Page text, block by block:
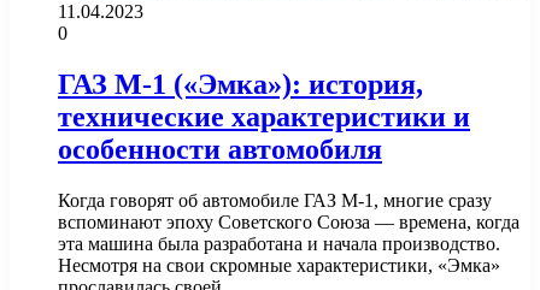
11.04.2023
0
ГАЗ М-1 («Эмка»): история,
технические характеристики и
особенности автомобиля
Когда говорят об автомобиле ГАЗ М-1, многие сразу
вспоминают эпоху Советского Союза — времена, когда
эта машина была разработана и начала производство.
Несмотря на свои скромные характеристики, «Эмка»